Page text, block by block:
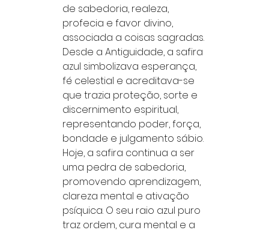
de sabedoria, realeza,
profecia e favor divino,
associada a coisas sagradas.
Desde a Antiguidade, a safira
azul simbolizava esperança,
fé celestial e acreditava-se
que trazia proteção, sorte e
discernimento espiritual,
representando poder, força,
bondade e julgamento sábio.
Hoje, a safira continua a ser
uma pedra de sabedoria,
promovendo aprendizagem,
clareza mental e ativação
psíquica. O seu raio azul puro
traz ordem, cura mental e a